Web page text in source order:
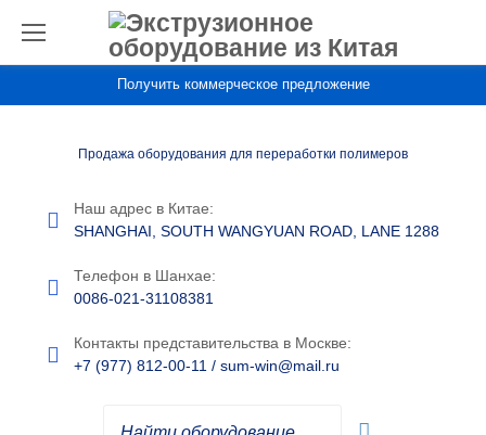
Получить коммерческое предложение
Продажа оборудования для переработки полимеров
Наш адрес в Китае:
SHANGHAI, SOUTH WANGYUAN ROAD, LANE 1288
Телефон в Шанхае:
0086-021-31108381
Контакты представительства в Москве:
+7 (977) 812-00-11 / sum-win@mail.ru